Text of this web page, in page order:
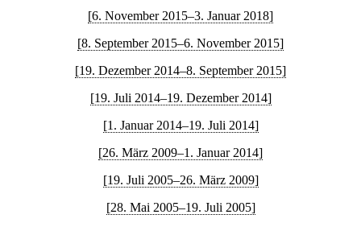
[6. November 2015–3. Januar 2018]
[8. September 2015–6. November 2015]
[19. Dezember 2014–8. September 2015]
[19. Juli 2014–19. Dezember 2014]
[1. Januar 2014–19. Juli 2014]
[26. März 2009–1. Januar 2014]
[19. Juli 2005–26. März 2009]
[28. Mai 2005–19. Juli 2005]